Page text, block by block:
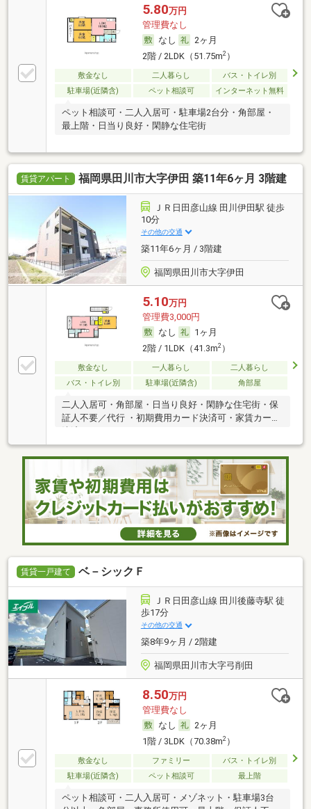
5.80万円
管理費なし
なし
2ヶ月
2階 / 2LDK（51.75m2）
敷金なし 二人暮らし
バス・トイレ別
駐車場(近隣含)
ペット相談可 インターネット無料
ペット相談可・二人入居可・駐車場2台分・角部屋・
最上階・日当り良好・閑静な住宅街
賃貸アパート 福岡県田川市大字伊田 築11年6ヶ月 3階建
ＪＲ日田彦山線 田川伊田駅 徒歩
10分
その他の交通
築11年6ヶ月 / 3階建
福岡県田川市大字伊田
5.10万円
管理費3,000円
なし
1ヶ月
2階 / 1LDK（41.3m2）
敷金なし 一人暮らし
二人暮らし
バス・トイレ別
駐車場(近隣含) 角部屋
二人入居可・角部屋・日当り良好・閑静な住宅街・保
証人不要／代行 ・初期費用カード決済可・家賃カード
賃貸一戸建て ベ－シックＦ
ＪＲ日田彦山線 田川後藤寺駅 徒
歩17分
その他の交通
築8年9ヶ月 / 2階建
福岡県田川市大字弓削田
8.50万円
管理費なし
なし
2ヶ月
1階 / 3LDK（70.38m2）
敷金なし ファミリー
バス・トイレ別
駐車場(近隣含)
ペット相談可 最上階
ペット相談可・二人入居可・メゾネット・駐車場3台